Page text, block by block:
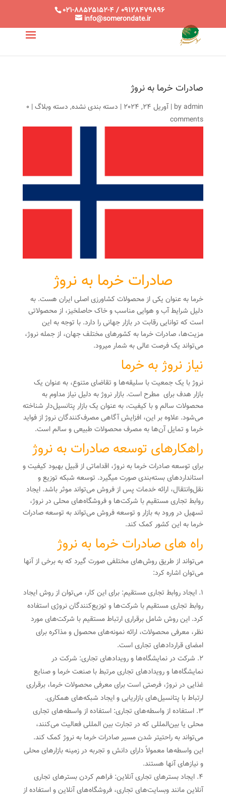
021-88525152-4 / 09128479896
info@somerondate.ir
صادرات خرما به نروژ
byadmin
|آوریل 24, 2024 | دسته بندی نشده, دسته وبلاگ|
0
comments
صادرات خرما به نروژ
خرما به عنوان یکی از محصولات کشاورزی اصلی ایران هست. به
دلیل شرایط آب و هوایی مناسب و خاک حاصلخیز، از محصولاتی
است که توانایی رقابت در بازار جهانی را دارد. با توجه به این
مزیت‌ها، صادرات خرما به کشورهای مختلف جهان، از جمله نروژ،
می‌تواند یک فرصت عالی به شمار میرود.
نیاز نروژ به خرما
نروژ با یک جمعیت با سلیقه‌ها و تقاضای متنوع، به عنوان یک
بازار هدف برای مطرح است. بازار نروژ به دلیل نیاز مداوم به
محصولات سالم و با کیفیت، به عنوان یک بازار پتانسیل‌دار شناخته
می‌شود. علاوه بر این، افزایش آگاهی مصرف‌کنندگان نروژ از فواید
خرما و تمایل آن‌ها به مصرف محصولات طبیعی و سالم است.
راهکارهای توسعه صادرات به نروژ
برای توسعه صادرات خرما به نروژ، اقداماتی از قبیل بهبود کیفیت و
استانداردهای بسته‌بندی صورت میگیرد. توسعه شبکه توزیع و
نقل‌وانتقال، ارائه خدمات پس از فروش می‌تواند موثر باشد. ایجاد
روابط تجاری مستقیم با شرکت‌ها و فروشگاه‌های محلی در نروژ،
تسهیل در ورود به بازار و توسعه فروش می‌تواند به توسعه صادرات
خرما به این کشور کمک کند.
راه های صادرات خرما به نروژ
می‌تواند از طریق روش‌های مختلفی صورت گیرد که به برخی از آنها
می‌توان اشاره کرد:
ایجاد روابط تجاری مستقیم: برای این کار، می‌توان از روش ایجاد
روابط تجاری مستقیم با شرکت‌ها و توزیع‌کنندگان نروژی استفاده
کرد. این روش شامل برقراری ارتباط مستقیم با شرکت‌های مورد
نظر، معرفی محصولات، ارائه نمونه‌های محصول و مذاکره برای
امضای قراردادهای تجاری است.
شرکت در نمایشگاه‌ها و رویدادهای تجاری: شرکت در
نمایشگاه‌ها و رویدادهای تجاری مرتبط با صنعت خرما و صنایع
غذایی در نروژ، فرصتی است برای معرفی محصولات خرما، برقراری
ارتباط با پتانسیل‌های بازاریابی و ایجاد شبکه‌های همکاری.
استفاده از واسطه‌های تجاری: استفاده از واسطه‌های تجاری
محلی یا بین‌المللی که در تجارت بین المللی فعالیت می‌کنند،
می‌تواند به راحتیتر شدن مسیر صادرات خرما به نروژ کمک کند.
این واسطه‌ها معمولاً دارای دانش و تجربه در زمینه بازارهای محلی
و نیازهای آنها هستند.
ایجاد بسترهای تجاری آنلاین: فراهم کردن بسترهای تجاری
آنلاین مانند وبسایت‌های تجاری، فروشگاه‌های آنلاین و استفاده از